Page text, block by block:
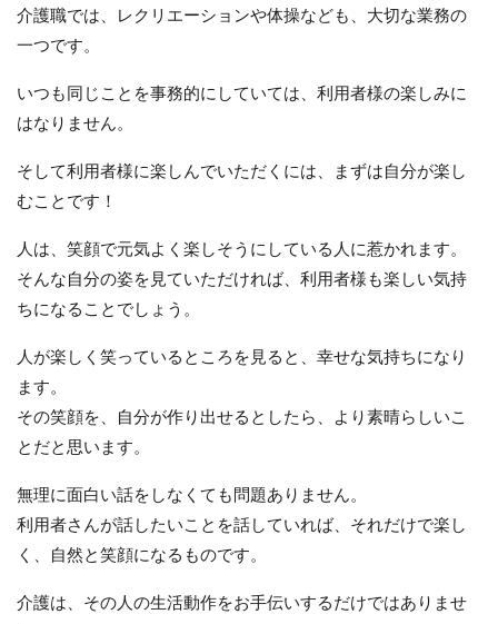
介護職では、レクリエーションや体操なども、大切な業務の
一つです。
いつも同じことを事務的にしていては、利用者様の楽しみに
はなりません。
そして利用者様に楽しんでいただくには、まずは自分が楽し
むことです！
人は、笑顔で元気よく楽しそうにしている人に惹かれます。
そんな自分の姿を見ていただければ、利用者様も楽しい気持
ちになることでしょう。
人が楽しく笑っているところを見ると、幸せな気持ちになり
ます。
その笑顔を、自分が作り出せるとしたら、より素晴らしいこ
とだと思います。
無理に面白い話をしなくても問題ありません。
利用者さんが話したいことを話していれば、それだけで楽し
く、自然と笑顔になるものです。
介護は、その人の生活動作をお手伝いするだけではありませ